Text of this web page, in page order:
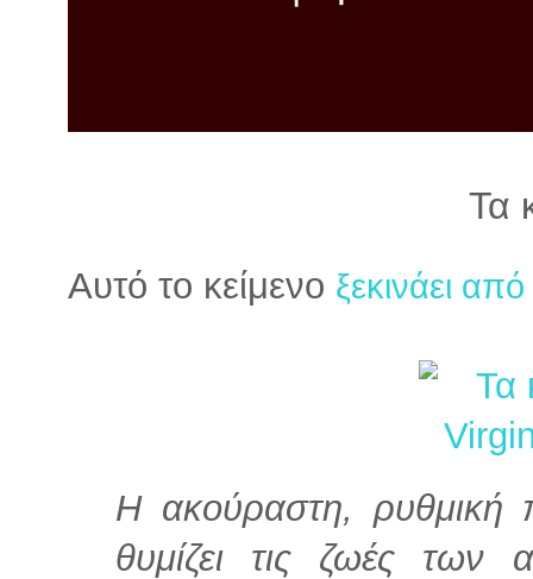
Τα
Αυτό το κείμενο ξεκινάει
Η ακούραστη, ρυθμική
θυμίζει τις ζωές